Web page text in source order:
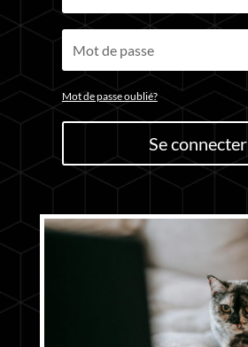
Mot de passe oublié?
Se connecter